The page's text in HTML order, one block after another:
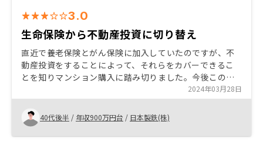
3.0
生命保険から不動産投資に切り替え
直近で養老保険とがん保険に加入していたのですが、不
動産投資をすることによって、それらをカバーできるこ
とを知りマンション購入に踏み切りました。今後この選
択がよかったのかは、現状では判断できませんが、今
後 良い投資だったと思いたいです。
2024年03月28日
40代後半 / 年収900万円台 / 日本製鉄(株)